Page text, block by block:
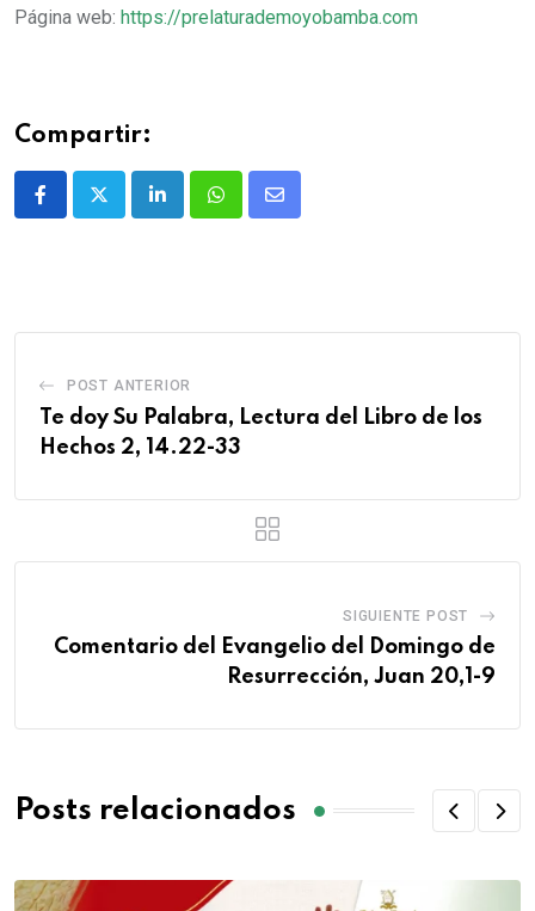
Página web: https://prelaturademoyobamba.com
Compartir:
POST ANTERIOR
Te doy Su Palabra, Lectura del Libro de los
Hechos 2, 14.22-33
SIGUIENTE POST
Comentario del Evangelio del Domingo de
Resurrección, Juan 20,1-9
Posts relacionados